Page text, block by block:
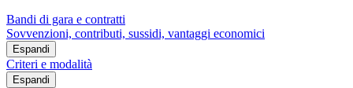
Bandi di gara e contratti
Sovvenzioni, contributi, sussidi, vantaggi economici
Espandi
Criteri e modalità
Espandi